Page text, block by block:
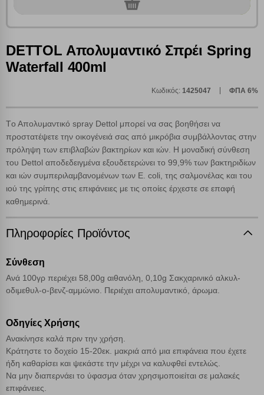
0τεμ.
DETTOL Απολυμαντικό Σπρέι Spring
Waterfall 400ml
Κωδικός: 1425047 ΦΠΑ 6%
Tο Απολυμαντικό spray Dettol μπορεί να σας βοηθήσει να
προστατέψετε την οικογένειά σας από μικρόβια συμβάλλοντας στην
πρόληψη των επιβλαβών βακτηρίων και ιών. Η μοναδική σύνθεση
του Dettol αποδεδειγμένα εξουδετερώνει το 99,9% των βακτηριδίων
και ιών συμπεριλαμβανομένων των E. coli, της σαλμονέλας και του
ιού της γρίπης στις επιφάνειες με τις οποίες έρχεστε σε επαφή
καθημερινά.
Πληροφορίες Προϊόντος
Σύνθεση
Ανά 100γρ περιέχει 58,00g αιθανόλη, 0,10g Σακχαρινικό αλκυλ-
οδιμεθυλ-ο-βενζ-αμμώνιο. Περιέχει απολυμαντικό, άρωμα.
Οδηγίες Χρήσης
Ανακίνησε καλά πριν την χρήση.
Κράτηστε το δοχείο 15-20εκ. μακριά από μια επιφάνεια που έχετε
ήδη καθαρίσει και ψεκάστε την μέχρι να καλυφθεί εντελώς.
Να μην διαπερνάει το ύφασμα όταν χρησιμοποιείται σε μαλακές
επιφάνειες.
προϊόντων.
Γράψτε τα προϊόντα που επιθυμείτε, με κόμμα ανάμεσά
τους, και κάντε κλικ στο κουμπί "Αναζήτηση". Θα
εμφανιστούν αποτελέσματα από όλες τις Κατηγορίες και
για κάθε προϊόν.
Ρυθμίσεις Cookies
Ενημέρωση
Κατά την απλή περιήγηση ή/και χρήση του ιστότοπου συλλέγουμε
αυτόματα δεδομένα σύνδεσης και πληροφορίες σχετικές με την
περιήγησή σας, οι οποίες είναι μη εξατομικευμένες και σπάνια
περιέχουν προσωποποιημένα χαρακτηριστικά που υποδεικνύουν την
μέσω του προγράμματος περιήγησης εγκαθίστανται στον υπολογιστή
ή την ηλεκτρονική συσκευή σας, προσθέτοντας λειτουργικότητα στην
ιστοσελίδα και βελτιώνοντας την εμπειρία περιήγησης ή, εφ΄ όσον το
επιλέξετε, απομνημονεύοντας τις προτιμήσεις σας. Η κατηγορία των
ιστότοπου είναι η μόνη ενεργοποιημένη. Έχετε τη δυνατότητα να
επάνω δεξιά, αφού ενημερωθείτε σχετικά. Ωστόσο θα πρέπει να
γνωρίζετε ότι αποκλεισμός ορισμένων κατηγοριών αρχείων cookies,
μπορεί να επηρεάσει την εμπειρία της περιήγησής σας ή/και της
χρήσης των υπηρεσιών μας.Δείτε περισσότερα